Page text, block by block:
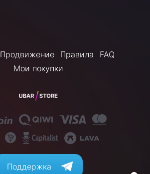
Продвижение Правила
FAQ
Мои покупки
Поддержка